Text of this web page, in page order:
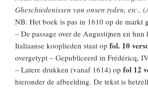
Gheschiedenissen van onsen tyden, etc..
NB: Het boek is pas in 1610 op de markt
– De passage over de Augustijnen en hun
Italiaanse kooplieden staat op fol. 10
overgetypt – Gepubliceerd in Frédéricq,
– Latere drukken (vanaf 1614) op fol 12
hieronder de afbeelding. De tekst is